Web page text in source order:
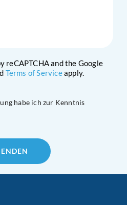
reCAPTCHA and the Google
Terms of Serviceapply.
habe ich zur Kenntnis